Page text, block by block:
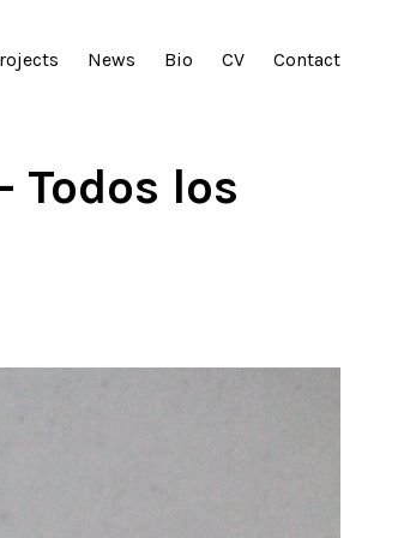
News Bio CV Contact
Todos los